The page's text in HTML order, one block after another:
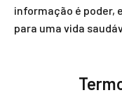
informação é poder,
para uma vida